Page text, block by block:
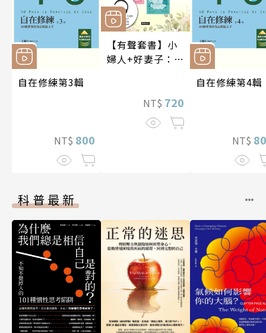
自在修練第3輯
NT$ 800
【有聲套書】小
婦人+好妻子：路
NT$ 720
自在修練第4輯
NT$
科普最新